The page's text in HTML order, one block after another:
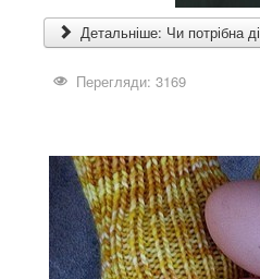
Детальніше: Чи потрібна
Перегляди: 3169